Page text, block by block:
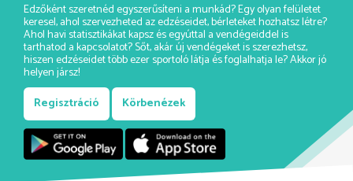
Edzőként szeretnéd egyszerűsíteni a munkád? Egy olyan felületet
keresel, ahol szervezheted az edzéseidet, bérleteket hozhatsz létre?
Ahol havi statisztikákat kapsz és egyúttal a vendégeiddel is
tarthatod a kapcsolatot? Sőt, akár új vendégeket is szerezhetsz,
hiszen edzéseidet több ezer sportoló látja és foglalhatja le? Akkor jó
helyen jársz!
Regisztráció
Körbenézek